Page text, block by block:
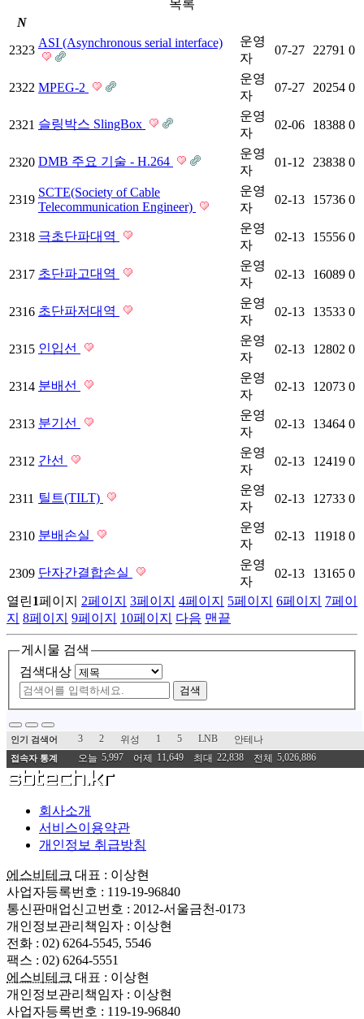
목록
N
2323
ASI (Asynchronous serial interface)
운영
자
07-27 22791 0
2322 MPEG-2
운영
자
07-27 20254 0
2321 슬링박스 SlingBox
운영
자
02-06 18388 0
2320 DMB 주요 기술 - H.264
운영
자
01-12 23838 0
2319
SCTE(Society of Cable
Telecommunication Engineer)
운영
자
02-13 15736 0
2318 극초단파대역
운영
자
02-13 15556 0
2317 초단파고대역
운영
자
02-13 16089 0
2316 초단파저대역
운영
자
02-13 13533 0
2315 인입선
운영
자
02-13 12802 0
2314 분배선
운영
자
02-13 12073 0
2313 분기선
운영
자
02-13 13464 0
2312 간선
운영
자
02-13 12419 0
2311 틸트(TILT)
운영
자
02-13 12733 0
2310 분배손실
운영
자
02-13 11918 0
2309 단자간결합손실
운영
자
02-13 13165 0
열린1페이지 2페이지 3페이지 4페이지 5페이지 6페이지 7페이
지 8페이지 9페이지 10페이지 다음 맨끝
게시물 검색
검색대상
검색
인기 검색어 3 2 위성 1 5 LNB 안테나
접속자 통계 오늘 5,997 어제 11,649 최대 22,838 전체 5,026,886
회사소개
서비스이용약관
개인정보 취급방침
에스비테크 대표 : 이상현
사업자등록번호 : 119-19-96840
통신판매업신고번호 : 2012-서울금천-0173
개인정보관리책임자 : 이상현
전화 : 02) 6264-5545, 5546
팩스 : 02) 6264-5551
에스비테크 대표 : 이상현
개인정보관리책임자 : 이상현
사업자등록번호 : 119-19-96840